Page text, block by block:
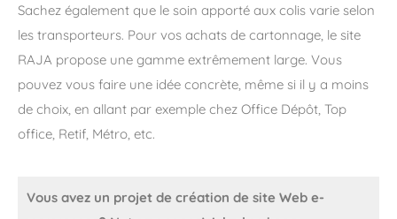
Sachez également que le soin apporté aux colis varie selon
les transporteurs. Pour vos achats de cartonnage, le site
RAJA propose une gamme extrêmement large. Vous
pouvez vous faire une idée concrète, même si il y a moins
de choix, en allant par exemple chez Office Dépôt, Top
office, Retif, Métro, etc.
Vous avez un projet de création de site Web e-